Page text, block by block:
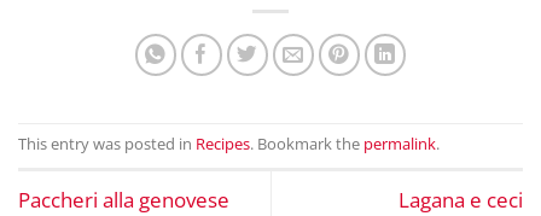
This entry was posted in Recipes. Bookmark the permalink.
Paccheri alla genovese Lagana e ceci